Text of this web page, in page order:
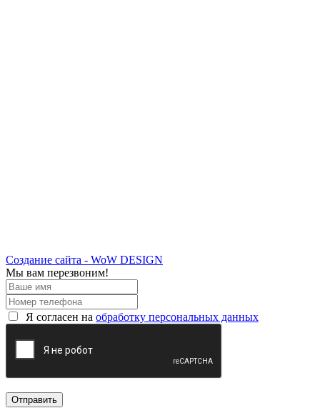
Создание сайта - WoW DESIGN
Мы вам перезвоним!
Я согласен на обработку персональных данных